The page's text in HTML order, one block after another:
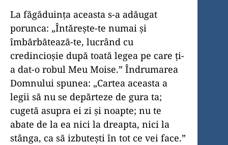
La făgăduința aceasta s-a adăugat
porunca: „Întărește-te numai și
îmbărbătează-te, lucrând cu
credincioșie după toată legea pe care ți-
a dat-o robul Meu Moise.” Îndrumarea
Domnului spunea: „Cartea aceasta a
legii să nu se depărteze de gura ta;
cugetă asupra ei zi și noapte; nu te
abate de la ea nici la dreapta, nici la
stânga, ca să izbutești în tot ce vei face.”